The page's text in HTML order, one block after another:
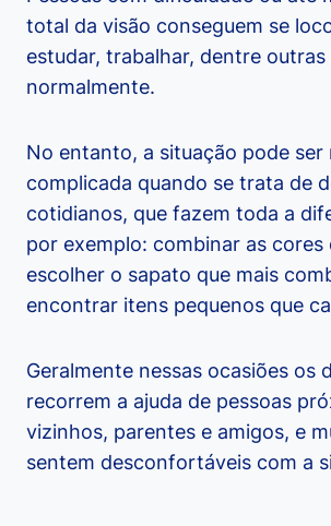
total da visão conseguem se
estudar, trabalhar, dentre outras
normalmente.
No entanto, a situação pode ser
complicada quando se trata de
cotidianos, que fazem toda a
por exemplo: combinar as cores
escolher o sapato que mais
encontrar itens pequenos que
Geralmente nessas ocasiões os
recorrem a ajuda de pessoas
vizinhos, parentes e amigos, e
sentem desconfortáveis com a